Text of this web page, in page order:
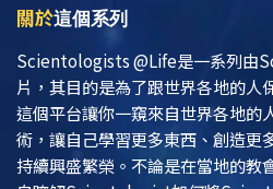
關於這個系列
Scientologists @Life是一系列由
片，其目的是為了跟世界各地的人
這個平台讓你一窺來自世界各地
術，讓自己學習更多東西、創造更
持續興盛繁榮。不論是在當地的教